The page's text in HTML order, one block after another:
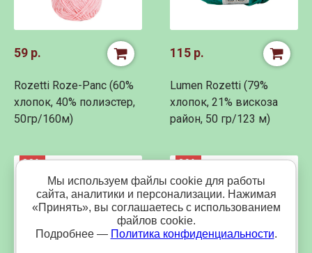
59 р.
Rozetti Roze-Panc (60%
хлопок, 40% полиэстер,
50гр/160м)
115 р.
Lumen Rozetti (79%
хлопок, 21% вискоза
район, 50 гр/123 м)
30% 29%
Мы используем файлы cookie для работы
сайта, аналитики и персонализации. Нажимая
«Принять», вы соглашаетесь с использованием
файлов cookie.
Подробнее — Политика конфиденциальности.